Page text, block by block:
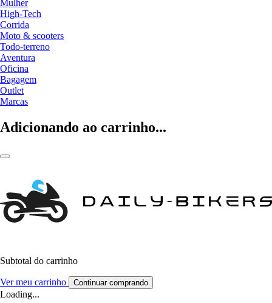
Mulher
High-Tech
Corrida
Moto & scooters
Todo-terreno
Aventura
Oficina
Bagagem
Outlet
Marcas
Adicionando ao carrinho...
Subtotal do carrinho
Ver meu carrinho Continuar comprando
Loading...